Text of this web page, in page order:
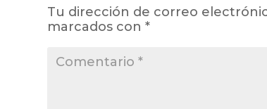
Tu dirección de correo
marcados con*